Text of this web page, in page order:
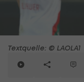
Textquelle: © LAOLA1